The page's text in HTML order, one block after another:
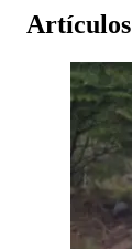
Artículos